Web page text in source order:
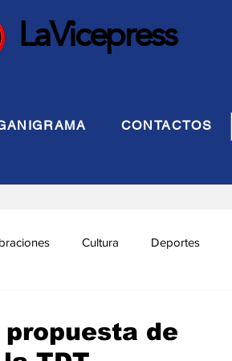
LaVicepress
CONTACTOS
Cultura Deportes
de